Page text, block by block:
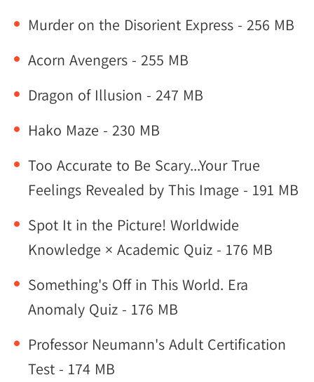
Murder on the Disorient Express - 256 MB
Acorn Avengers - 255 MB
Dragon of Illusion - 247 MB
Hako Maze - 230 MB
Too Accurate to Be Scary...Your True
Feelings Revealed by This Image - 191 MB
Spot It in the Picture! Worldwide
Knowledge × Academic Quiz - 176 MB
Something's Off in This World. Era
Anomaly Quiz - 176 MB
Professor Neumann's Adult Certification
Test - 174 MB